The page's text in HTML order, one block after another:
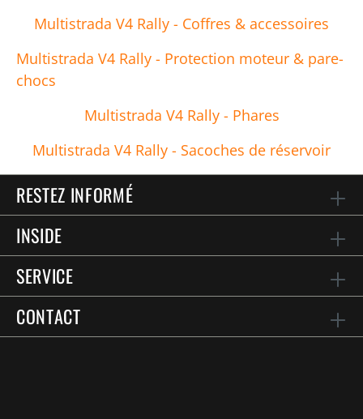
Multistrada V4 Rally - Coffres & accessoires
Multistrada V4 Rally - Protection moteur & pare-
chocs
Multistrada V4 Rally - Phares
Multistrada V4 Rally - Sacoches de réservoir
RESTEZ INFORMÉ
INSIDE
SERVICE
CONTACT